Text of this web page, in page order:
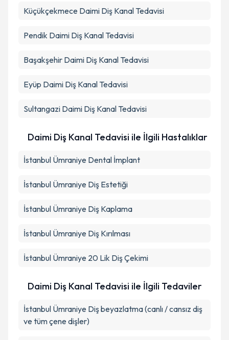
Küçükçekmece Daimi Diş Kanal Tedavisi
Pendik Daimi Diş Kanal Tedavisi
Başakşehir Daimi Diş Kanal Tedavisi
Eyüp Daimi Diş Kanal Tedavisi
Sultangazi Daimi Diş Kanal Tedavisi
Daimi Diş Kanal Tedavisi ile İlgili Hastalıklar
İstanbul Ümraniye Dental İmplant
İstanbul Ümraniye Diş Estetiği
İstanbul Ümraniye Diş Kaplama
İstanbul Ümraniye Diş Kırılması
İstanbul Ümraniye 20 Lik Diş Çekimi
Daimi Diş Kanal Tedavisi ile İlgili Tedaviler
İstanbul Ümraniye Diş beyazlatma (canlı / cansız diş
ve tüm çene dişler)